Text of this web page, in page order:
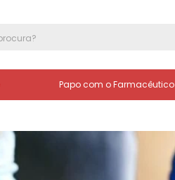
Papo com o Farmacêutico